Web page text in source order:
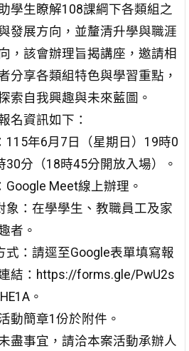
學生瞭解108課綱下各類組之
發展方向，並釐清升學與職涯
，該會辦理旨揭講座，邀請相
分享各類組特色與學習重點，
索自我興趣與未來藍圖。
名資訊如下：
115年6月7日（星期日）19時0
30分（18時45分開放入場）。
Google Meet線上辦理。
象：在學學生、教職員工及家
者。
式：請逕至Google表單填寫報
結：https://forms.gle/PwU2s
。
動簡章1份於附件。
盡事宜，請洽本案活動承辦人